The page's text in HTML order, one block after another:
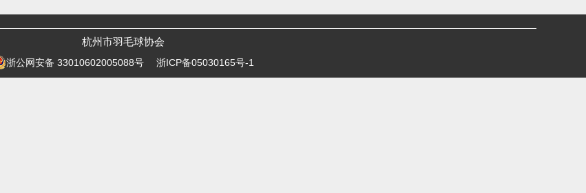
杭州市羽毛球协会
浙公网安备 33010602005088号 浙ICP备05030165号-1